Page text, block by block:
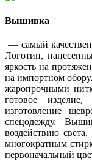
Вышивка
— самый
Логотип,
яркость на
на импортном
жаропрочными
готовое
изготовление
спецодежду.
воздействию
многократным
первоначальный